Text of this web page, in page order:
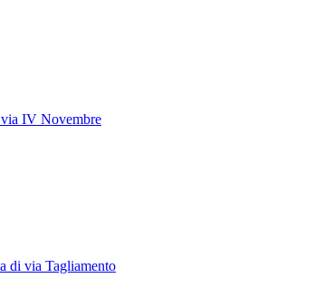
IV Novembre
di via Tagliamento